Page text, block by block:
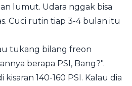
lumut. Udara nggak bisa
Cuci rutin tiap 3-4 bulan itu
tukang bilang freon
berapa PSI, Bang?".
140-160 PSI. Kalau dia